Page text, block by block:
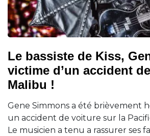
Le bassiste de Kiss,
victime d’un accident
Malibu !
Gene Simmons a été brièvement
un accident de voiture sur la
Le musicien a tenu a rassurer ses